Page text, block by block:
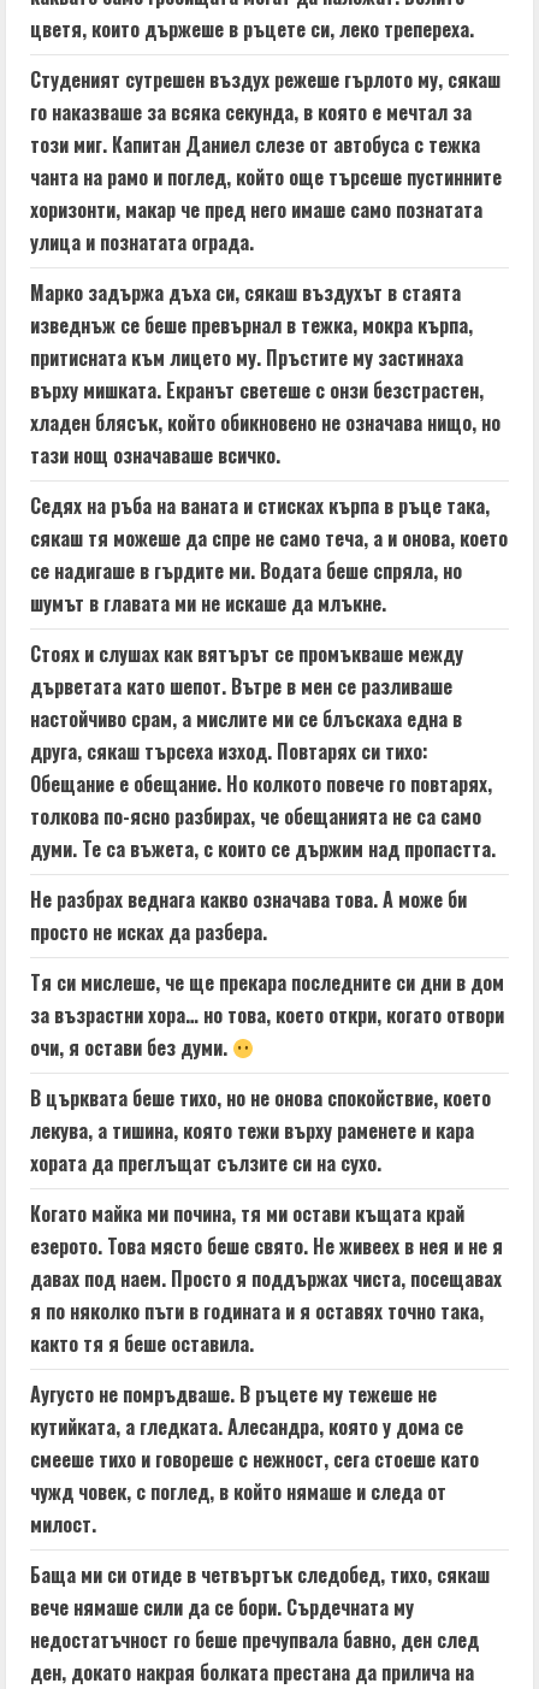
a
d
i
n
g
цветя, които държеше в ръцете си, леко трепереха.
Студеният сутрешен въздух режеше гърлото му, сякаш
го наказваше за всяка секунда, в която е мечтал за
този миг. Капитан Даниел слезе от автобуса с тежка
чанта на рамо и поглед, който още търсеше пустинните
хоризонти, макар че пред него имаше само познатата
улица и познатата ограда.
Марко задържа дъха си, сякаш въздухът в стаята
изведнъж се беше превърнал в тежка, мокра кърпа,
притисната към лицето му. Пръстите му застинаха
върху мишката. Екранът светеше с онзи безстрастен,
хладен блясък, който обикновено не означава нищо, но
тази нощ означаваше всичко.
Седях на ръба на ваната и стисках кърпа в ръце така,
сякаш тя можеше да спре не само теча, а и онова, което
се надигаше в гърдите ми. Водата беше спряла, но
шумът в главата ми не искаше да млъкне.
Стоях и слушах как вятърът се промъкваше между
дърветата като шепот. Вътре в мен се разливаше
настойчиво срам, а мислите ми се блъскаха една в
друга, сякаш търсеха изход. Повтарях си тихо:
Обещание е обещание. Но колкото повече го повтарях,
толкова по-ясно разбирах, че обещанията не са само
думи. Те са въжета, с които се държим над пропастта.
Не разбрах веднага какво означава това. А може би
просто не исках да разбера.
Тя си мислеше, че ще прекара последните си дни в дом
за възрастни хора… но това, което откри, когато отвори
очи, я остави без думи.
В църквата беше тихо, но не онова спокойствие, което
лекува, а тишина, която тежи върху раменете и кара
хората да преглъщат сълзите си на сухо.
Когато майка ми почина, тя ми остави къщата край
езерото. Това място беше свято. Не живеех в нея и не я
давах под наем. Просто я поддържах чиста, посещавах
я по няколко пъти в годината и я оставях точно така,
както тя я беше оставила.
Аугусто не помръдваше. В ръцете му тежеше не
кутийката, а гледката. Алесандра, която у дома се
смееше тихо и говореше с нежност, сега стоеше като
чужд човек, с поглед, в който нямаше и следа от
милост.
Баща ми си отиде в четвъртък следобед, тихо, сякаш
вече нямаше сили да се бори. Сърдечната му
недостатъчност го беше пречупвала бавно, ден след
ден, докато накрая болката престана да прилича на